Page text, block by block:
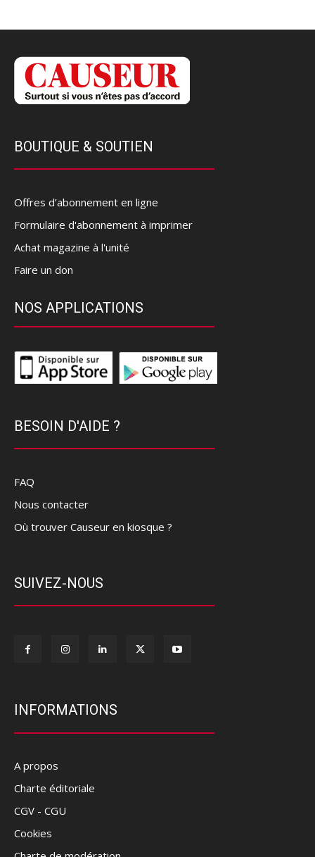
BOUTIQUE & SOUTIEN
Offres d’abonnement en ligne
Formulaire d'abonnement à imprimer
Achat magazine à l'unité
Faire un don
NOS APPLICATIONS
BESOIN D'AIDE ?
FAQ
Nous contacter
Où trouver Causeur en kiosque ?
SUIVEZ-NOUS
INFORMATIONS
A propos
Charte éditoriale
CGV - CGU
Cookies